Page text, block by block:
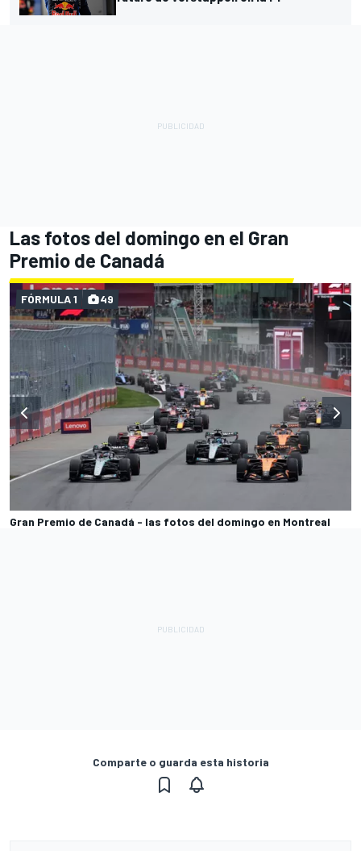
Las fotos del domingo en el Gran
Premio de Canadá
Gran Premio de Canadá - las fotos del domingo en Montreal
FÓRMULA 1 49
Comparte o guarda esta historia